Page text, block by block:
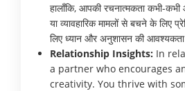
हालाँकि, आपकी रचनात्मकता कभी-
या व्यावहारिक मामलों से बचने के लिए
लिए ध्यान और अनुशासन की आवश्यकता
Relationship Insights: In
a partner who encourages
creativity. You thrive with